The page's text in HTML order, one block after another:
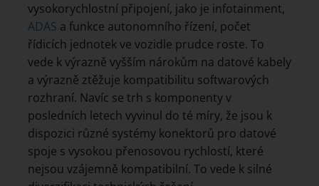
vysokorychlostní připojení, jako je infotainment,
ADAS a funkce autonomního řízení, počet
řídicích jednotek ve vozidle prudce roste. To
vede k výrazně vyšším nárokům na datové kabely
a výrazně ztěžuje kompatibilitu softwarových
rozhraní. Navíc se trh s komponenty v
posledních letech vyvinul do té míry, že jsou k
dispozici různé systémy konektorů pro datové
spoje s vysokou přenosovou rychlostí, které
nejsou vzájemně kompatibilní. To vede k silné